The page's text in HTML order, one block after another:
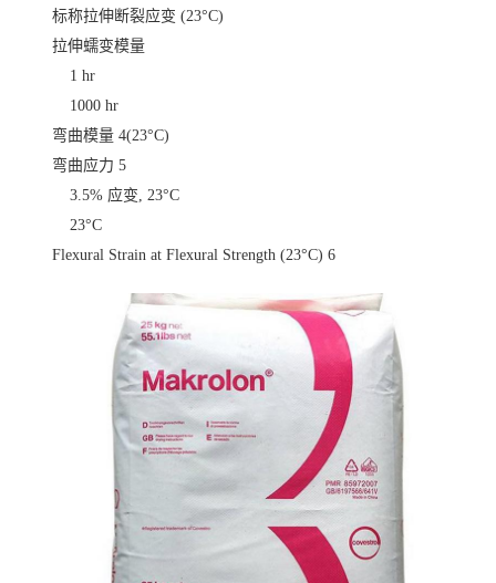
标称拉伸断裂应变 (23°C)
拉伸蠕变模量
1 hr
1000 hr
弯曲模量 4(23°C)
弯曲应力 5
3.5% 应变, 23°C
23°C
Flexural Strain at Flexural Strength (23°C) 6